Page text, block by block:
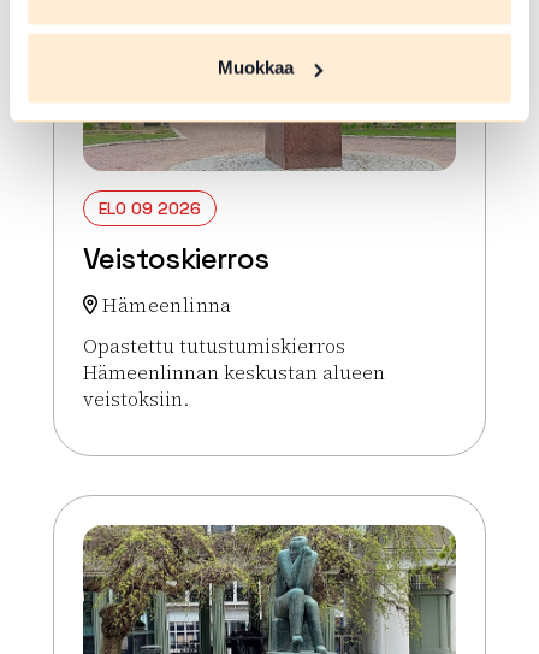
Muokkaa
ELO 09 2026
Veistoskierros
Hämeenlinna
Opastettu tutustumiskierros
Hämeenlinnan keskustan alueen
veistoksiin.